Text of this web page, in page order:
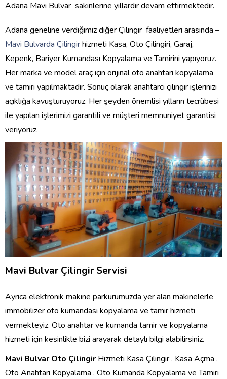
Adana Mavi Bulvar sakinlerine yıllardır devam ettirmektedir.
Adana geneline verdiğimiz diğer Çilingir faaliyetleri arasında –
Mavi Bulvarda Çilingirhizmeti Kasa, Oto Çilingiri, Garaj,
Kepenk, Bariyer Kumandası Kopyalama ve Tamirini yapıyoruz.
Her marka ve model araç için orijinal oto anahtarı kopyalama
ve tamiri yapılmaktadır. Sonuç olarak anahtarcı çilingir işlerinizi
açıklığa kavuşturuyoruz. Her şeyden önemlisi yılların tecrübesi
ile yapılan işlerimizi garantili ve müşteri memnuniyet garantisi
veriyoruz.
Mavi Bulvar Çilingir Servisi
Ayrıca elektronik makine parkurumuzda yer alan makinelerle
ımmobilizer oto kumandası kopyalama ve tamir hizmeti
vermekteyiz. Oto anahtar ve kumanda tamir ve kopyalama
hizmeti için kesinlikle bizi arayarak detaylı bilgi alabilirsiniz.
Mavi Bulvar Oto Çilingir Hizmeti Kasa Çilingir , Kasa Açma ,
Oto Anahtarı Kopyalama , Oto Kumanda Kopyalama ve Tamiri